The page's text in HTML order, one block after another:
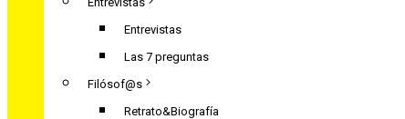
Entrevistas
Las 7 preguntas
Filósof@s
Retrato&Biografía